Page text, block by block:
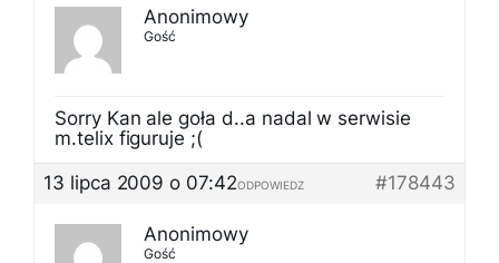
Anonimowy
Gość
Sorry Kan ale goła d..a nadal w serwisie
m.telix figuruje ;(
13 lipca 2009 o 07:42
#178443
ODPOWIEDZ
Anonimowy
Gość